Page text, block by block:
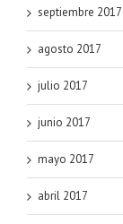
septiembre 2017
agosto 2017
julio 2017
junio 2017
mayo 2017
abril 2017